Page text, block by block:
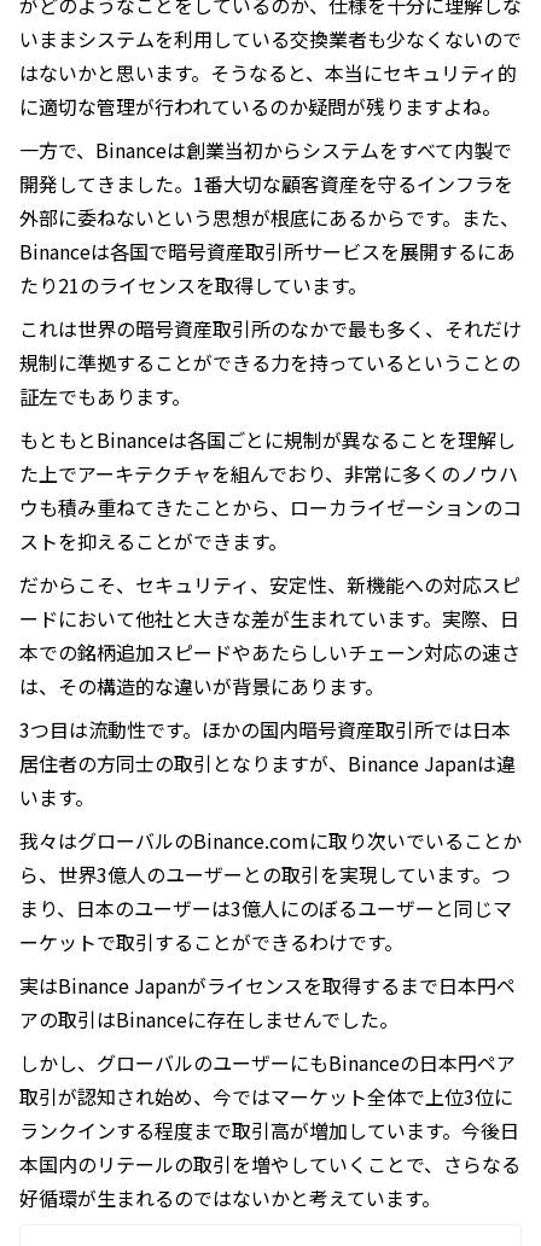
いままシステムを利用している交換業者も少なくないので
はないかと思います。そうなると、本当にセキュリティ的
に適切な管理が行われているのか疑問が残りますよね。
一方で、Binanceは創業当初からシステムをすべて内製で
開発してきました。1番大切な顧客資産を守るインフラを
外部に委ねないという思想が根底にあるからです。また、
Binanceは各国で暗号資産取引所サービスを展開するにあ
たり21のライセンスを取得しています。
これは世界の暗号資産取引所のなかで最も多く、それだけ
規制に準拠することができる力を持っているということの
証左でもあります。
もともとBinanceは各国ごとに規制が異なることを理解し
た上でアーキテクチャを組んでおり、非常に多くのノウハ
ウも積み重ねてきたことから、ローカライゼーションのコ
ストを抑えることができます。
だからこそ、セキュリティ、安定性、新機能への対応スピ
ードにおいて他社と大きな差が生まれています。実際、日
本での銘柄追加スピードやあたらしいチェーン対応の速さ
は、その構造的な違いが背景にあります。
3つ目は流動性です。ほかの国内暗号資産取引所では日本
居住者の方同士の取引となりますが、Binance Japanは違
います。
我々はグローバルのBinance.comに取り次いでいることか
ら、世界3億人のユーザーとの取引を実現しています。つ
まり、日本のユーザーは3億人にのぼるユーザーと同じマ
ーケットで取引することができるわけです。
実はBinance Japanがライセンスを取得するまで日本円ペ
アの取引はBinanceに存在しませんでした。
しかし、グローバルのユーザーにもBinanceの日本円ペア
取引が認知され始め、今ではマーケット全体で上位3位に
ランクインする程度まで取引高が増加しています。今後日
本国内のリテールの取引を増やしていくことで、さらなる
好循環が生まれるのではないかと考えています。